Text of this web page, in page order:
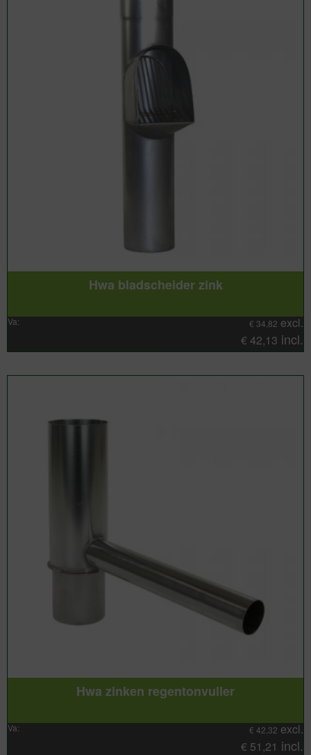
Hwa bladscheider zink
Va: € 34,82 excl.
€42,13 incl.
Hwa zinken regentonvuller
Va: € 42,32 excl.
€ 51,21 incl.